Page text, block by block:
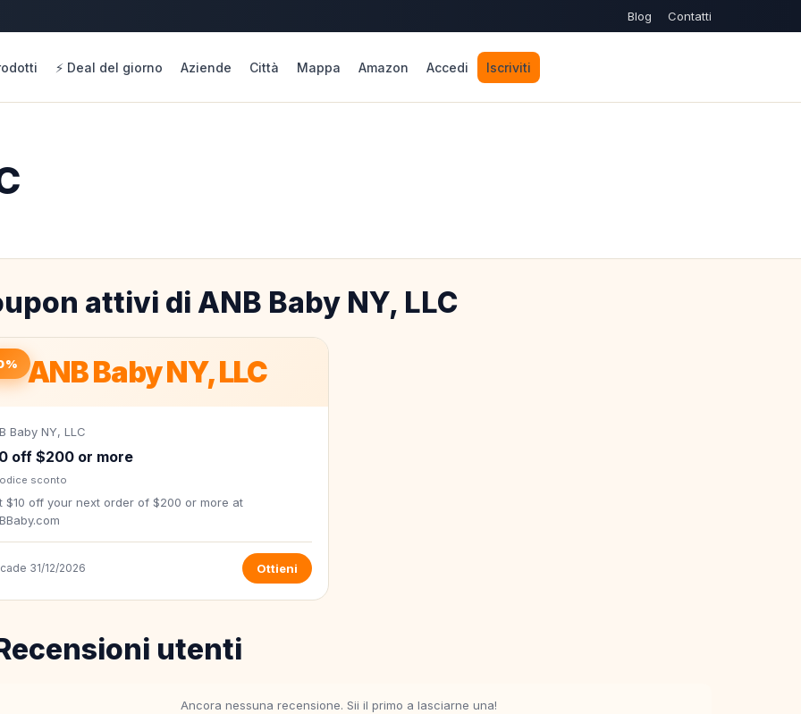
Blog Contatti
⚡ Deal del giorno Aziende Città Mappa Amazon Accedi Iscriviti
attivi di ANB Baby NY, LLC
ANB Baby NY, LLC
Baby NY, LLC
off $200 or more
sconto
$10 off your next order of $200 or more at
31/12/2026 Ottieni
utenti
Ancora nessuna recensione. Sii il primo a lasciarne una!